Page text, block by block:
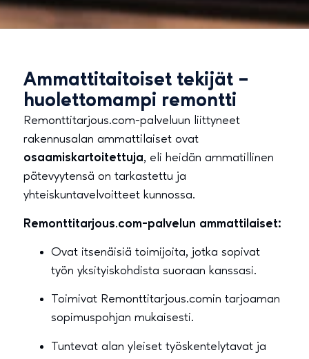
Ammattitaitoiset tekijät –
huolettomampi remontti
Remonttitarjous.com-palveluun liittyneet
rakennusalan ammattilaiset ovat
osaamiskartoitettuja, eli heidän ammatillinen
pätevyytensä on tarkastettu ja
yhteiskuntavelvoitteet kunnossa.
Remonttitarjous.com-palvelun ammattilaiset:
Ovat itsenäisiä toimijoita, jotka sopivat
työn yksityiskohdista suoraan kanssasi.
Toimivat Remonttitarjous.comin tarjoaman
sopimuspohjan mukaisesti.
Tuntevat alan yleiset työskentelytavat ja